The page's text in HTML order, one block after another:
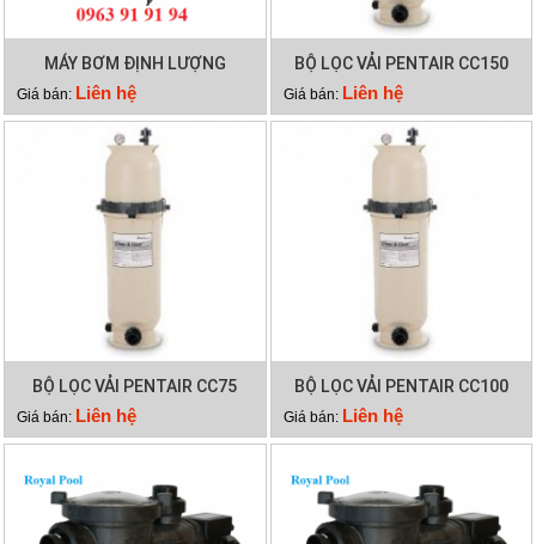
MÁY BƠM ĐỊNH LƯỢNG
EMAUX CTRL7-PH
Giá bán: Liên hệ
BỘ LỌC VẢI PENTAIR CC150
Giá bán: Liên hệ
BỘ LỌC VẢI PENTAIR CC75
Giá bán: Liên hệ
BỘ LỌC VẢI PENTAIR CC100
Giá bán: Liên hệ